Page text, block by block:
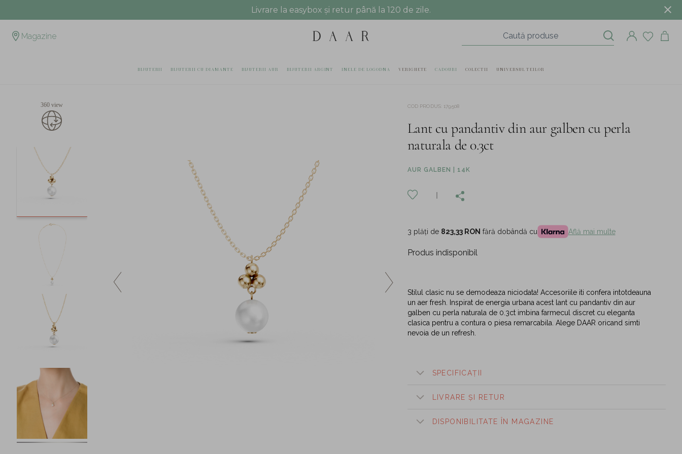
Livrare la easybox și retur până la 120 de zile.
Magazine
BIJUTERII BIJUTERII CU DIAMANTE BIJUTERII AUR BIJUTERII ARGINT INELE DE LOGODNA VERIGHETE CADOURI COLECTII UNIVERSUL TEILOR
360 view COD PRODUS: 179508
Lant cu pandantiv din aur galben cu perla
naturala de 0.3ct
AUR GALBEN | 14K
3 plăți de 823,33 RON fără dobândă cu Află mai multe
Produs indisponibil
Stilul clasic nu se demodeaza niciodata! Accesoriile iti confera intotdeauna
un aer fresh. Inspirat de energia urbana acest lant cu pandantiv din aur
galben cu perla naturala de 0.3ct imbina farmecul discret cu eleganta
clasica pentru a contura o piesa remarcabila. Alege DAAR oricand simti
nevoia de un refresh.
SPECIFICAȚII
LIVRARE ȘI RETUR
DISPONIBILITATE ÎN MAGAZINE